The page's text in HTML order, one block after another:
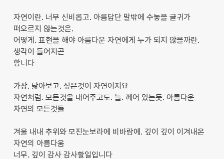
자연이란. 너무 신비롭고. 아름답단 말밖에 수놓을 글귀가
떠오르지 않는것은.
어떻게. 표현을 해야 아름다운 자연에게 누가 되지 않을까란.
생각이 들어지곤
합니다
가장. 닮아보고. 싶은것이 자연이지요
자연처럼. 모든것을 내어주고도. 늘. 께어 있는듯. 아름다운
자연의 모든것들
겨울 내내 추위와 모진눈보라에 비바람에. 깊이 깊이 이겨내온
자연의 아름다움
너무. 깊이 감사 감사할일입니다